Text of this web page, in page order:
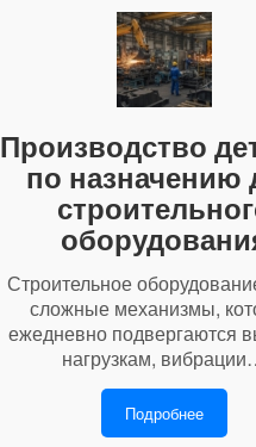
Производство
по назначению
Строительное
сложные механизмы,
ежедневно подвергаются
нагрузкам,
Подробнее